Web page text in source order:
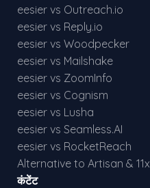
eesier vs Outreach.io
eesier vs Reply.io
eesier vs Woodpecker
eesier vs Mailshake
eesier vs ZoomInfo
eesier vs Cognism
eesier vs Lusha
eesier vs Seamless.AI
eesier vs RocketReach
Alternative to Artisan & 11x
कंटेंट